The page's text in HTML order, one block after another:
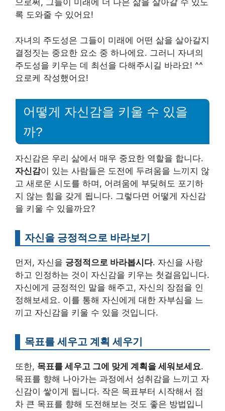
으로써, 그들이 미래에 더 나은 삶을 살아갈 수 있도
록 도와줄 수 있어요!
자녀의 주도성은 그들이 미래에 어떤 삶을 살아갈지
결정짓는 중요한 요소 중 하나에요. 그러니 자녀의
주도성을 키우는 데 최선을 다해주시길 바라요! ^^
요로케 작성했어요!
어떻게 자신감을 키울 수 있을
까?
자신감은 우리 삶에서 매우 중요한 역할을 합니다.
자신감이 있는 사람들은 도전에 두려움을 느끼지 않
고 새로운 시도를 하며, 어려움에 부딪혀도 포기하
지 않는 힘을 갖게 됩니다. 그렇다면 어떻게 자신감
을 키울 수 있을까요?
자신을 긍정적으로 바라보기
먼저, 자신을 긍정적으로 바라봅시다. 자신을 사랑
하고 인정하는 것이 자신감을 키우는 첫걸음입니다.
자신에게 긍정적인 말을 해주고, 자신의 장점을 인
정해보세요. 이를 통해 자신에게 대한 자부심을 느
끼고 자신감을 키울 수 있을 것입니다.
목표를 세우고 계획 세우기
또한, 목표를 세우고 그에 맞게 계획을 세워보세요.
목표를 향해 나아가는 과정에서 성취감을 느끼고 자
신감이 쌓이게 됩니다. 작은 목표부터 시작해서 점
차 큰 목표를 향해 도전해보는 것도 좋은 방법입니